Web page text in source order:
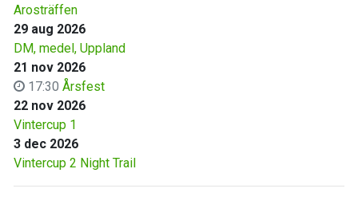
Arosträffen
29 aug 2026
DM, medel, Uppland
21 nov 2026
17:30 Årsfest
22 nov 2026
Vintercup 1
3 dec 2026
Vintercup 2 Night Trail